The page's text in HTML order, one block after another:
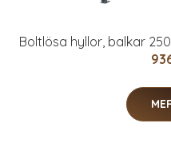
Boltlösa hyllor, balkar